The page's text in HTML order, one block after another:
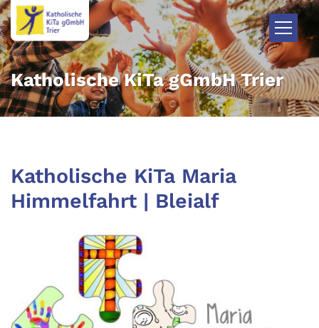
Zum Inhalt springen
Katholische KiTa gGmbH Trier
Katholische KiTa Maria
Himmelfahrt | Bleialf